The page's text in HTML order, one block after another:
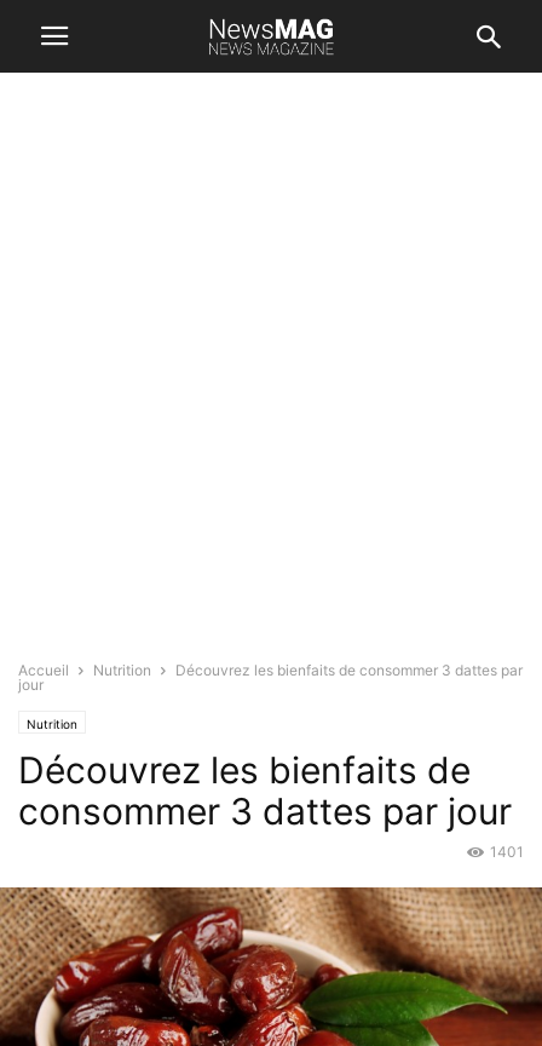
Accueil Nutrition
Découvrez les bienfaits de consommer 3 dattes par
jour
Nutrition
Découvrez les bienfaits de
consommer 3 dattes par jour
1401